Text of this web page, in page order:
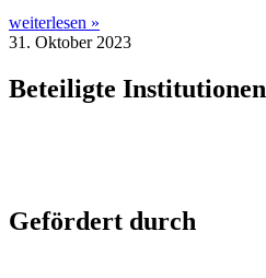
weiterlesen »
31. Oktober 2023
Beteiligte Institutionen
Gefördert durch